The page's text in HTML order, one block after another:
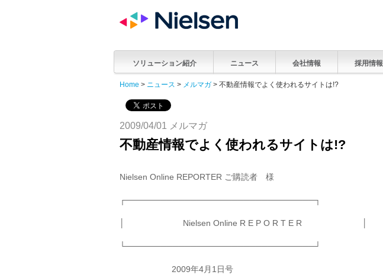
ソリューション紹介 ニュース 会社情報 採用情報
Home > ニュース > メルマガ > 不動産情報でよく使われるサイトは!?
2009/04/01 メルマガ
不動産情報でよく使われるサイトは!?
Nielsen Online REPORTER ご購読者 様
┌────────────────────────────────┐
│ Nielsen Online R E P O R T E R │
└────────────────────────────────┘
2009年4月1日号